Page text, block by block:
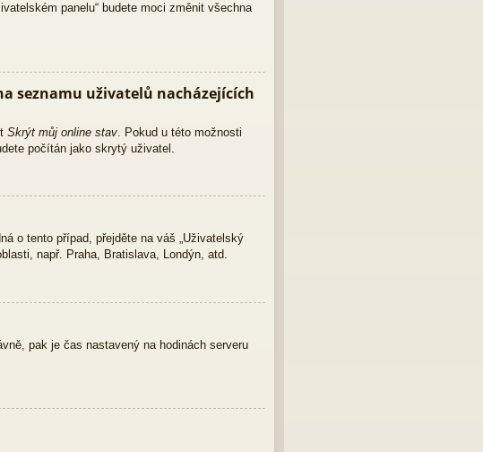
panelu“ budete moci změnit všechna
seznamu uživatelů nacházejících
Skrýt můj online stav . Pokud u této možnosti
počítán jako skrytý uživatel.
o tento případ, přejděte na váš „Uživatelský
např. Praha, Bratislava, Londýn, atd.
pak je čas nastavený na hodinách serveru